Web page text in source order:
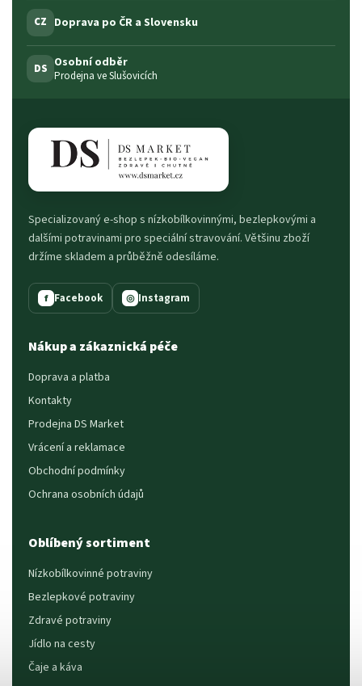
CZ Doprava po ČR a Slovensku
DS Osobní odběr
Prodejna ve Slušovicích
Specializovaný e-shop s nízkobílkovinnými, bezlepkovými a
dalšími potravinami pro speciální stravování. Většinu zboží
držíme skladem a průběžně odesíláme.
f Facebook ◎ Instagram
Nákup a zákaznická péče
Doprava a platba
Kontakty
Prodejna DS Market
Vrácení a reklamace
Obchodní podmínky
Ochrana osobních údajů
Oblíbený sortiment
Nízkobílkovinné potraviny
Bezlepkové potraviny
Zdravé potraviny
Jídlo na cesty
Čaje a káva